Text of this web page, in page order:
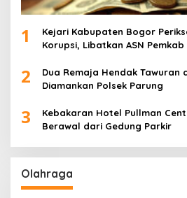
1
Kejari Kabupaten Bogor
Korupsi, Libatkan ASN
2
Dua Remaja Hendak Tawuran
Diamankan Polsek Parung
3
Kebakaran Hotel Pullman
Berawal dari Gedung Parkir
Olahraga